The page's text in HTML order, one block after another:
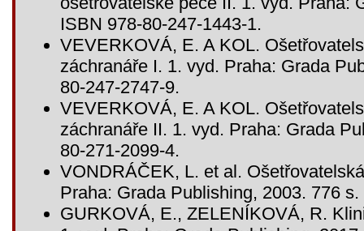
ISBN 978-80-247-1443-1.
VEVERKOVÁ, E. A KOL.
záchranáře I. 1. vyd. Praha: Grada
80-247-2747-9.
VEVERKOVÁ, E. A KOL.
záchranáře II. 1. vyd. Praha: Grada
80-271-2099-4.
VONDRÁČEK, L. et al.
Praha: Grada Publishing, 2003. 776
GURKOVÁ, E., ZELENÍKOVÁ, R.